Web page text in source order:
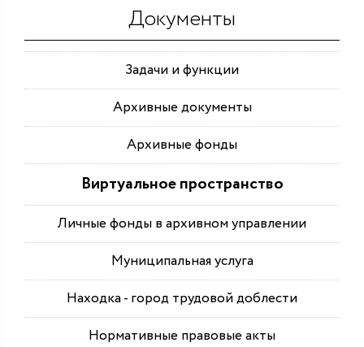
Документы
Задачи и функции
Архивные документы
Архивные фонды
Виртуальное пространство
Личные фонды в архивном управлении
Муниципальная услуга
Находка - город трудовой доблести
Нормативные правовые акты